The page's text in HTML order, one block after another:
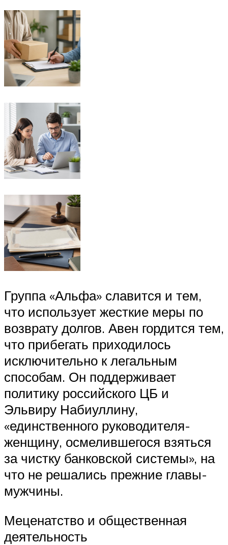
Группа «Альфа» славится и тем,
что использует жесткие меры по
возврату долгов. Авен гордится тем,
что прибегать приходилось
исключительно к легальным
способам. Он поддерживает
политику российского ЦБ и
Эльвиру Набиуллину,
«единственного руководителя-
женщину, осмелившегося взяться
за чистку банковской системы», на
что не решались прежние главы-
мужчины.
Меценатство и общественная
деятельность